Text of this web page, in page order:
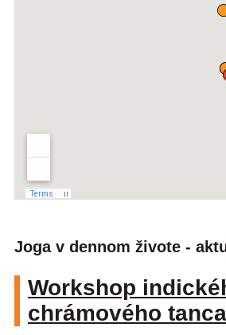
Joga v dennom živote -
Workshop
chrámového tanca